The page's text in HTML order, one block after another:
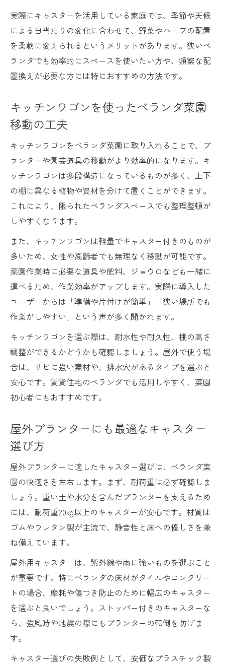
実際にキャスターを活用している家庭では、季節や天候
による日当たりの変化に合わせて、野菜やハーブの配置
を柔軟に変えられるというメリットがあります。狭いベ
ランダでも効率的にスペースを使いたい方や、頻繁な配
置換えが必要な方には特におすすめの方法です。
キッチンワゴンを使ったベランダ菜園
移動の工夫
キッチンワゴンをベランダ菜園に取り入れることで、プ
ランターや園芸道具の移動がより効率的になります。キ
ッチンワゴンは多段構造になっているものが多く、上下
の棚に異なる植物や資材を分けて置くことができます。
これにより、限られたベランダスペースでも整理整頓が
しやすくなります。
また、キッチンワゴンは軽量でキャスター付きのものが
多いため、女性や高齢者でも無理なく移動が可能です。
菜園作業時に必要な道具や肥料、ジョウロなども一緒に
運べるため、作業効率がアップします。実際に導入した
ユーザーからは「準備や片付けが簡単」「狭い場所でも
作業がしやすい」という声が多く聞かれます。
キッチンワゴンを選ぶ際は、耐水性や耐久性、棚の高さ
調整ができるかどうかも確認しましょう。屋外で使う場
合は、サビに強い素材や、排水穴があるタイプを選ぶと
安心です。賃貸住宅のベランダでも活用しやすく、菜園
初心者にもおすすめです。
屋外プランターにも最適なキャスター
選び方
屋外プランターに適したキャスター選びは、ベランダ菜
園の快適さを左右します。まず、耐荷重は必ず確認しま
しょう。重い土や水分を含んだプランターを支えるため
には、耐荷重20kg以上のキャスターが安心です。材質は
ゴムやウレタン製が主流で、静音性と床への優しさを兼
ね備えています。
屋外用キャスターは、紫外線や雨に強いものを選ぶこと
が重要です。特にベランダの床材がタイルやコンクリー
トの場合、摩耗や傷つき防止のために幅広のキャスター
を選ぶと良いでしょう。ストッパー付きのキャスターな
ら、強風時や地震の際にもプランターの転倒を防げま
す。
キャスター選びの失敗例として、安価なプラスチック製